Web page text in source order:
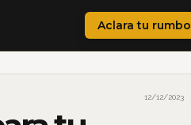
Aclara tu rumbo
12/12/2023